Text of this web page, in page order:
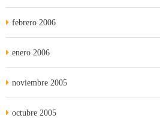
febrero 2006
enero 2006
noviembre 2005
octubre 2005